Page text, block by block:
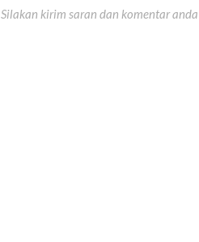
Silakan kirim saran dan komentar anda